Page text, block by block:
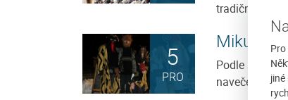
tradiční
5
PRO
Mikuláš
Podle staré
navečer z